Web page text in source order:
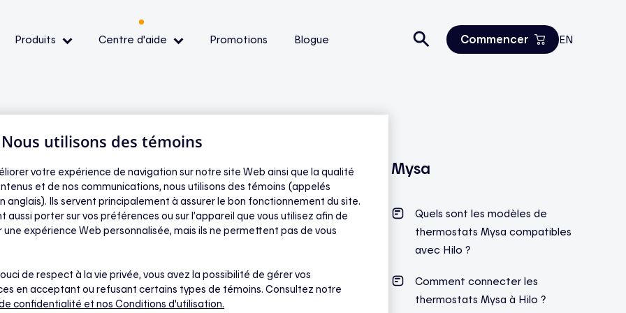
Produits Centre d'aide Promotions Blogue Commencer EN
participation sont
des thermostats
?
Mysa
Quels sont les modèles de
thermostats Mysa compatibles
avec Hilo ?
Comment connecter les
thermostats Mysa à Hilo ?
utilisons des témoins
votre expérience de navigation sur notre site Web ainsi que la qualité
et de nos communications, nous utilisons des témoins (appelés
anglais). Ils servent principalement à assurer le bon fonctionnement du site.
aussi porter sur vos préférences ou sur l’appareil que vous utilisez afin de
une expérience Web personnalisée, mais ils ne permettent pas de vous
de respect à la vie privée, vous avez la possibilité de gérer vos
en acceptant ou refusant certains types de témoins. Consultez notre
confidentialité et nos Conditions d'utilisation.